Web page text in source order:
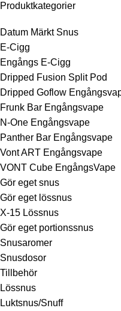
Produktkategorier
Datum Märkt Snus
E-Cigg
Engångs E-Cigg
Dripped Fusion Split Pod
Dripped Goflow
Frunk Bar Engångsvape
N-One Engångsvape
Panther Bar Engångsvape
Vont ART Engångsvape
VONT Cube EngångsVape
Gör eget snus
Gör eget lössnus
X-15 Lössnus
Gör eget portionssnus
Snusaromer
Snusdosor
Tillbehör
Lössnus
Luktsnus/Snuff